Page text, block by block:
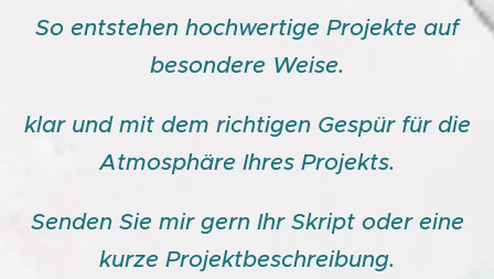
So entstehen hochwertige Projekte auf
besondere Weise.
klar und mit dem richtigen Gespür für die
Atmosphäre Ihres Projekts.
Senden Sie mir gern Ihr Skript oder eine
kurze Projektbeschreibung.